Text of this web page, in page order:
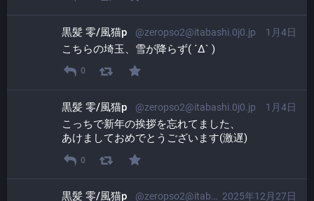
1月4日
黒髪 零/風猫p @zeropso2@itabashi.0j0.jp
こちらの埼玉、雪が降らず( ´Δ` )
0
1月4日
黒髪 零/風猫p @zeropso2@itabashi.0j0.jp
こっちで新年の挨拶を忘れてました、
あけましておめでとうございます(激遅)
0
2025年12月27日
黒髪 零/風猫p @zeropso2@itabashi.0j0.jp